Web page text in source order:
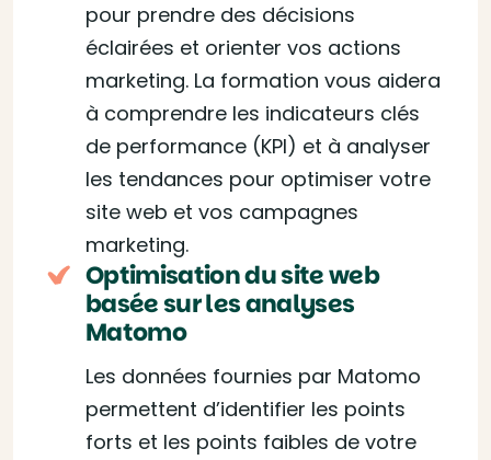
pour prendre des décisions
éclairées et orienter vos actions
marketing. La formation vous aidera
à comprendre les indicateurs clés
de performance (KPI) et à analyser
les tendances pour optimiser votre
site web et vos campagnes
marketing.
Optimisation du site web
basée sur les analyses
Matomo
Les données fournies par Matomo
permettent d’identifier les points
forts et les points faibles de votre